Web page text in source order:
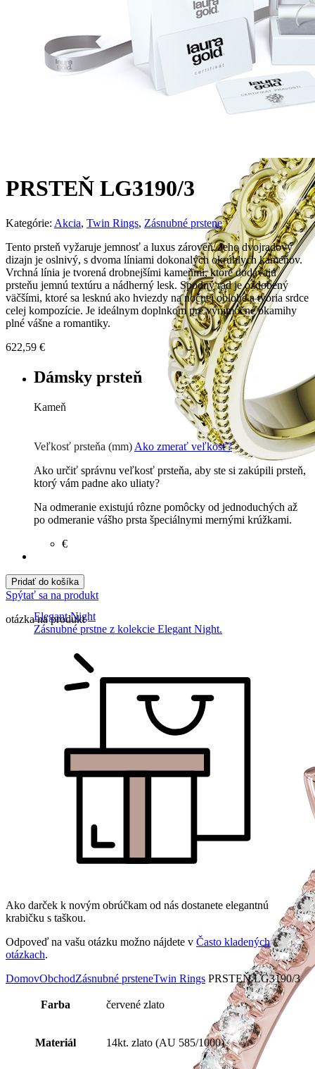
Elegant Night
Zásnubné prstne z kolekcie Elegant Night.
PRSTEŇ LG3190/3
Kategórie: Akcia, Twin Rings, Zásnubné prstene
Tento prsteň vyžaruje jemnosť a luxus zároveň. Jeho dvojradový
dizajn je oslnivý, s dvoma líniami dokonalých okrúhlych kameňov.
Vrchná línia je tvorená drobnejšími kameňmi, ktoré dodávajú
prsteňu jemnú textúru a nádherný lesk. Spodný rad je ozdobený
väčšími, ktoré sa lesknú ako hviezdy na nočnej oblohe a tvoria srdce
celej kompozície. Je ideálnym doplnkom pre výnimočné okamihy
plné vášne a romantiky.
622,59 €
Dámsky prsteň
Kameň
Briliant G-H/Si1-2
1520 €
Veľkosť prsteňa (mm) Ako zmerať veľkosť?
Ako určiť správnu veľkosť prsteňa, aby ste si zakúpili prsteň,
ktorý vám padne ako uliaty?
Na odmeranie existujú rôzne pomôcky od jednoduchých až
po odmeranie vášho prsta špeciálnymi mernými krúžkami.
€
Pridať do košíka
Spýtať sa na produkt
otázka na produkt
Ako darček k novým obrúčkam od nás dostanete elegantnú
krabičku s taškou.
Odpoveď na vašu otázku možno nájdete v Často kladených
otázkach.
DomovObchodZásnubné prsteneTwin Rings PRSTEŇ LG3190/3
Farba červené zlato
Materiál 14kt. zlato (AU 585/1000)